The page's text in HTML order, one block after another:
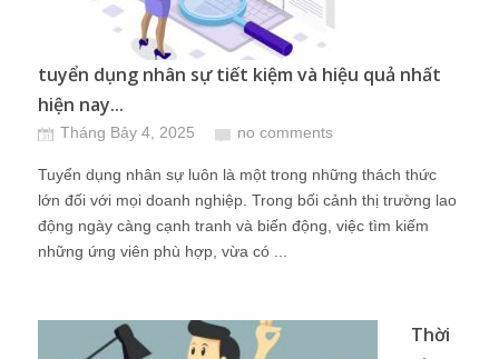
tuyển dụng nhân sự tiết kiệm và hiệu quả nhất
hiện nay...
Tháng Bảy 4, 2025 no comments
Tuyển dụng nhân sự luôn là một trong những thách thức
lớn đối với mọi doanh nghiệp. Trong bối cảnh thị trường lao
động ngày càng cạnh tranh và biến động, việc tìm kiếm
những ứng viên phù hợp, vừa có ...
Thời